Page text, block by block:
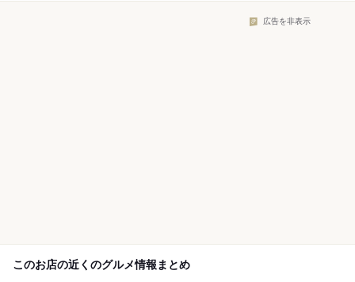
広告を非表示
このお店の近くのグルメ情報まとめ